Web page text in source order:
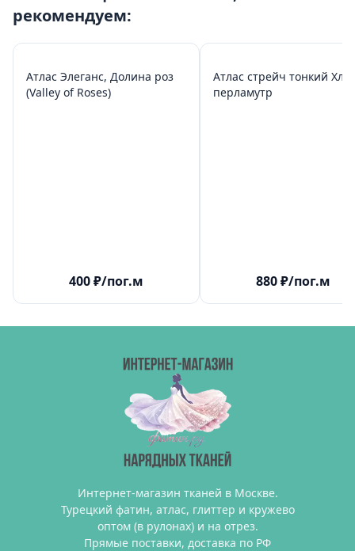
рекомендуем:
Атлас Элеганс, Долина роз
(Valley of Roses)
400₽/пог.м
Атлас стрейч тонкий
перламутр
880₽/пог.м
Интернет-магазин тканей в Москве.
Турецкий фатин, атлас, глиттер и кружево
оптом (в рулонах) и на отрез.
Прямые поставки, доставка по РФ